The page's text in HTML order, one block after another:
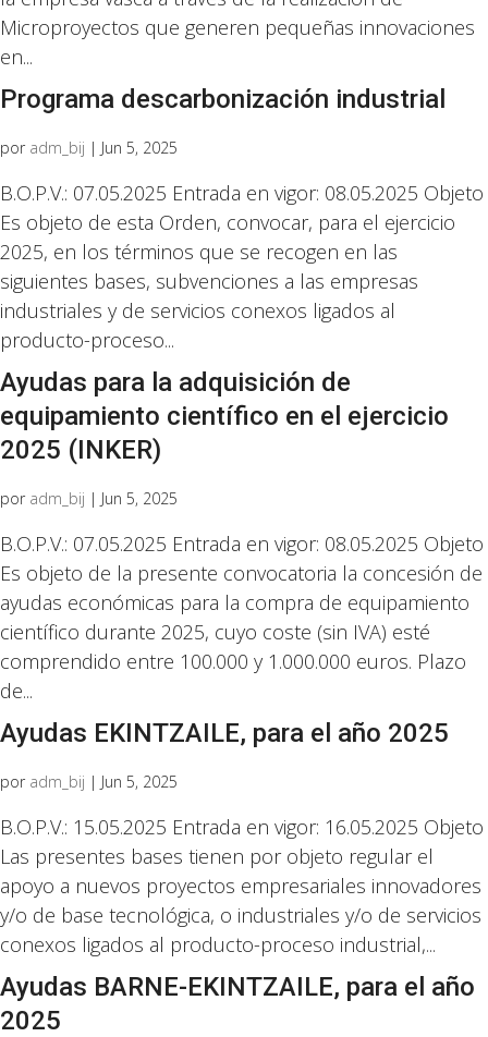
Microproyectos que generen pequeñas innovaciones
en...
Programa descarbonización industrial
por adm_bij | Jun 5, 2025
B.O.P.V.: 07.05.2025 Entrada en vigor: 08.05.2025 Objeto
Es objeto de esta Orden, convocar, para el ejercicio
2025, en los términos que se recogen en las
siguientes bases, subvenciones a las empresas
industriales y de servicios conexos ligados al
producto-proceso...
Ayudas para la adquisición de
equipamiento científico en el ejercicio
2025 (INKER)
por adm_bij | Jun 5, 2025
B.O.P.V.: 07.05.2025 Entrada en vigor: 08.05.2025 Objeto
Es objeto de la presente convocatoria la concesión de
ayudas económicas para la compra de equipamiento
científico durante 2025, cuyo coste (sin IVA) esté
comprendido entre 100.000 y 1.000.000 euros. Plazo
de...
Ayudas EKINTZAILE, para el año 2025
por adm_bij | Jun 5, 2025
B.O.P.V.: 15.05.2025 Entrada en vigor: 16.05.2025 Objeto
Las presentes bases tienen por objeto regular el
apoyo a nuevos proyectos empresariales innovadores
y/o de base tecnológica, o industriales y/o de servicios
conexos ligados al producto-proceso industrial,...
Ayudas BARNE-EKINTZAILE, para el año
2025